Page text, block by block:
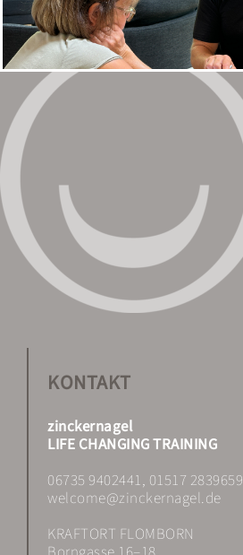
KONTAKT
zinckernagel
LIFE CHANGING TRAINING
06735 9402441, 01517 2839659
welcome@zinckernagel.de
KRAFTORT FLOMBORN